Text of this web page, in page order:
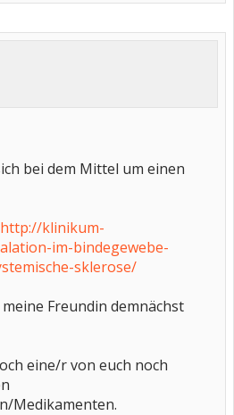
bei dem Mittel um einen
http://klinikum-
im-bindegewebe-
sklerose/
Freundin demnächst
eine/r von euch noch
Medikamenten.